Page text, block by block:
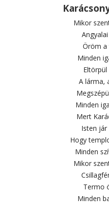
Mikor
Öröm a
Minden
A lárma,
Minden
Mert
Isten
Hogy
Minden
Mikor
Termo
Minden